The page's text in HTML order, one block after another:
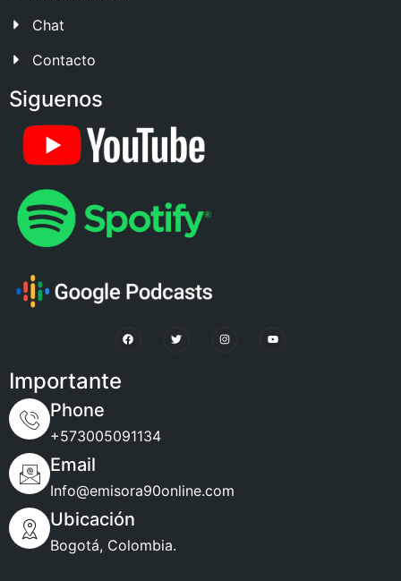
Chat
Contacto
Siguenos
Importante
Phone
+573005091134
Email
Info@emisora90online.com
Ubicación
Bogotá, Colombia.